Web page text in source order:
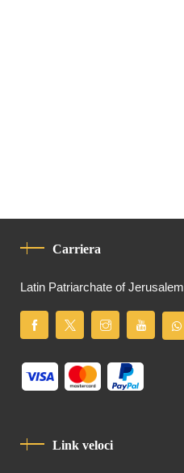
Carriera
Latin Patriarchate of Jerusalem
Link veloci